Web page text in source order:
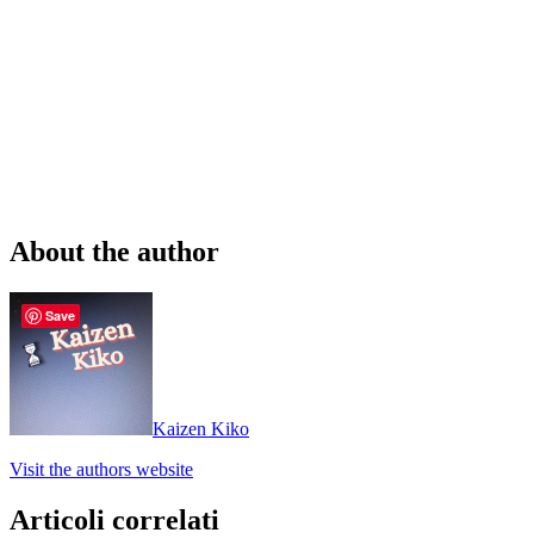
About the author
Kaizen Kiko
Visit the authors website
Articoli correlati
Save